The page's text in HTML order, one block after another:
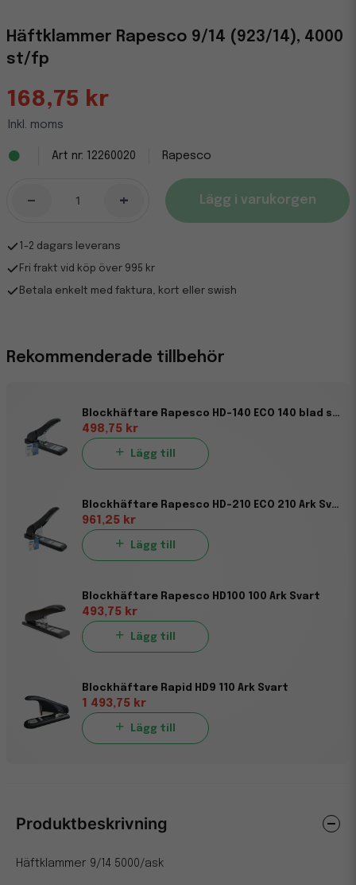
Häftklammer Rapesco 9/14 (923/14), 4000
st/fp
168,75 kr
Inkl. moms
12260020 Rapesco
- + Lägg i varukorgen
1-2 dagars leverans
Fri frakt vid köp över 995 kr
Betala enkelt med faktura, kort eller swish
Rekommenderade tillbehör
Blockhäftare Rapesco HD-140 ECO 140 blad svart
498,75 kr
Lägg till
Blockhäftare Rapesco HD-210 ECO 210 Ark Svart
961,25 kr
Lägg till
Blockhäftare Rapesco HD100 100 Ark Svart
493,75 kr
Lägg till
Blockhäftare Rapid HD9 110 Ark Svart
1 493,75 kr
Lägg till
Produktbeskrivning
Häftklammer 9/14 5000/ask